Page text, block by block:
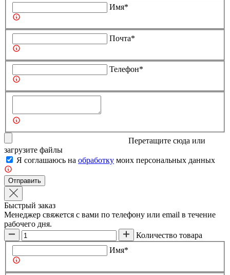
Имя*
Почта*
Телефон*
Перетащите сюда или
загрузите файлы
Я соглашаюсь на обработку моих персональных данных
Отправить
Быстрый заказ
Менеджер свяжется с вами по телефону или email в течение
рабочего дня.
Количество товара
Имя*